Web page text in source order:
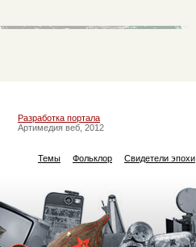
Разработка портала
Артимедия веб, 2012
Темы Фольклор Свидетели эпохи